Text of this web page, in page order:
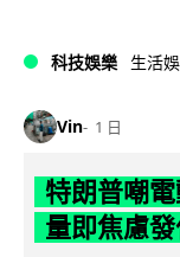
科技娛樂 生活
Vin 1 日
特朗普嘲
量即焦慮